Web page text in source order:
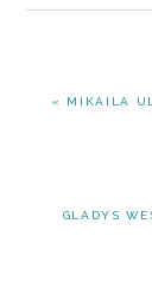
POST:
« MIKAILA
POST:
GLADYS